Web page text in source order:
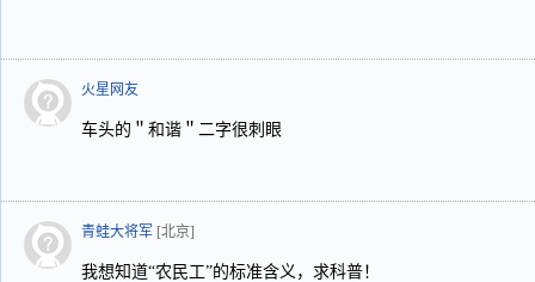
火星网友
车头的＂和谐＂二字很刺眼
青蛙大将军 [北京]
我想知道“农民工”的标准含义，求科普！